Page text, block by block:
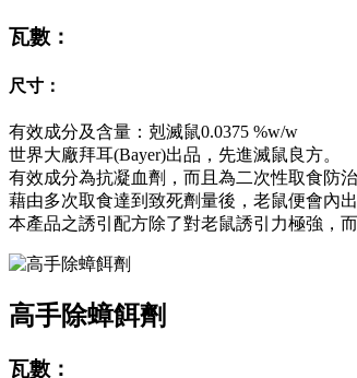
瓦數：
尺寸：
有效成分及含量：剋滅鼠0.0375 %w/w
世界大廠拜耳(Bayer)出品，先進滅鼠良方。
有效成分為抗凝血劑，而且為二次性取食防
藉由多次取食達到致死劑量後，老鼠便會內出
本產品之誘引配方除了對老鼠誘引力極強，
高手除蟑餌劑
瓦數：